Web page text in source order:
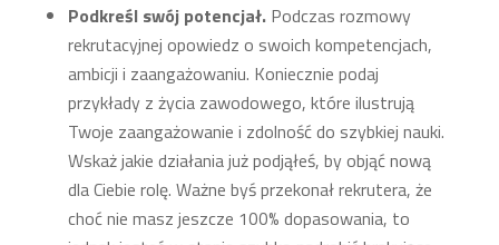
Podkreśl swój potencjał. Podczas rozmowy
rekrutacyjnej opowiedz o swoich kompetencjach,
ambicji i zaangażowaniu. Koniecznie podaj
przykłady z życia zawodowego, które ilustrują
Twoje zaangażowanie i zdolność do szybkiej nauki.
Wskaż jakie działania już podjąłeś, by objąć nową
dla Ciebie rolę. Ważne byś przekonał rekrutera, że
choć nie masz jeszcze 100% dopasowania, to